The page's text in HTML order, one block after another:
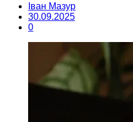
Іван Мазур
30.09.2025
0